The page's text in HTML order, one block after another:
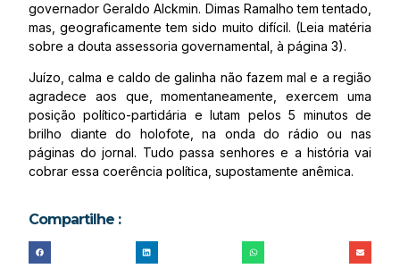
governador Geraldo Alckmin. Dimas Ramalho tem tentado,
mas, geograficamente tem sido muito difícil. (Leia matéria
sobre a douta assessoria governamental, à página 3).
Juízo, calma e caldo de galinha não fazem mal e a região
agradece aos que, momentaneamente, exercem uma
posição político-partidária e lutam pelos 5 minutos de
brilho diante do holofote, na onda do rádio ou nas
páginas do jornal. Tudo passa senhores e a história vai
cobrar essa coerência política, supostamente anêmica.
Compartilhe :